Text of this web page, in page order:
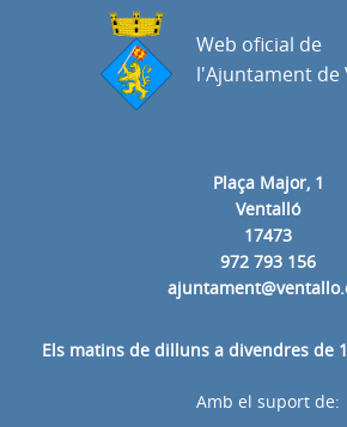
Plaça Major, 1
Ventalló
17473
972 793 156
Els matins de dilluns a divendres de
Web oficial de
l'Ajuntament de
Amb el suport de: